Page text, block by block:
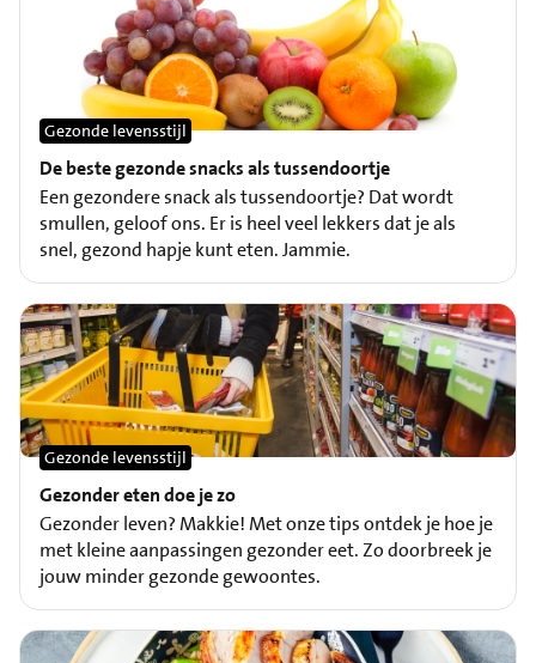
De beste gezonde snacks als tussendoortje
Gezonde levensstijl
Een gezondere snack als tussendoortje? Dat wordt
smullen, geloof ons. Er is heel veel lekkers dat je als
snel, gezond hapje kunt eten. Jammie.
Gezonder eten doe je zo
Gezonde levensstijl
Gezonder leven? Makkie! Met onze tips ontdek je hoe je
met kleine aanpassingen gezonder eet. Zo doorbreek je
jouw minder gezonde gewoontes.